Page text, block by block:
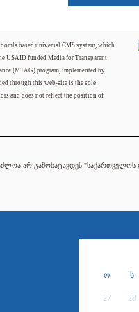
based universal CMS system, which
USAID funded Media for Transparent
(MTAG) program, implemented by
through this web-site is the sole
and does not reflect the position of
არ გამოხატავდეს "საქართველოს
ო ს
27 28